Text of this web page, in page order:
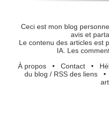
Ceci est mon blog
avis et
Le contenu des articles est
IA. Les
À propos• Contact•
du blog / RSS des liens•